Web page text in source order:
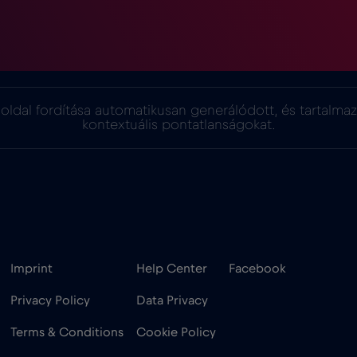
fordítása automatikusan generálódott, és
kontextuális pontatlanságokat.
Imprint
Privacy Policy
Terms & Conditions
Help Center
Data Privacy
Cookie Policy
Facebook